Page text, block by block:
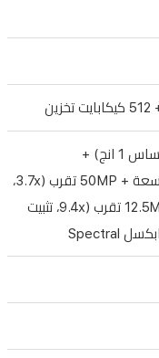
50ميكابكسل (حساس 1 انج) +
40ميكابكسل واسعة + 50MP تقرب (3.7x،
تثبيت بصري) + 12.5MP تقرب (9.4x، تثبيت